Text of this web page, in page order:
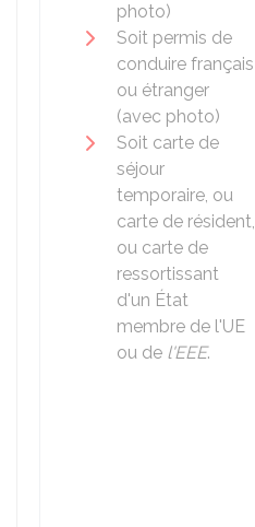
photo)
Soit permis de
conduire français
ou étranger
(avec photo)
Soit carte de
séjour
temporaire, ou
carte de résident,
ou carte de
ressortissant
d'un État
membre de l'UE
ou de l'EEE.